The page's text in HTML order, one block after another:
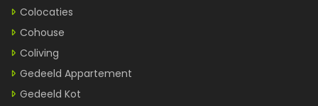
Colocaties
Cohouse
Coliving
Gedeeld Appartement
Gedeeld Kot